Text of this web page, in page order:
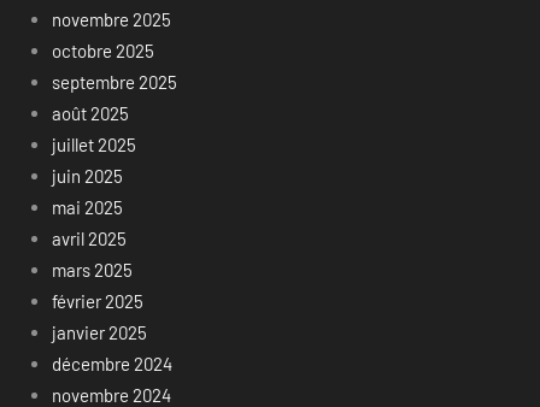
novembre 2025
octobre 2025
septembre 2025
août 2025
juillet 2025
juin 2025
mai 2025
avril 2025
mars 2025
février 2025
janvier 2025
décembre 2024
novembre 2024